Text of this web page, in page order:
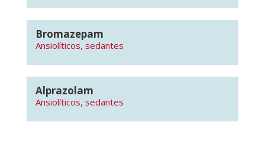
Bromazepam
Ansiolíticos, sedantes
Alprazolam
Ansiolíticos, sedantes